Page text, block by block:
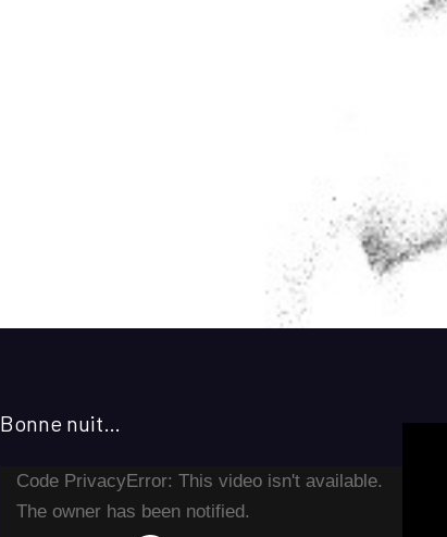
Bonne nuit…
Lecteur
vidéo
Code PrivacyError: This video isn't available.
The owner has been notified.